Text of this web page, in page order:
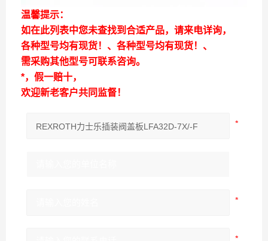
温馨提示：
如在此列表中您未查找到合适产品，请来电详询，
各种型号均有现货！、各种型号均有现货！、
需采购其他型号可联系咨询。
*，假一赔十，
欢迎新老客户共同监督！